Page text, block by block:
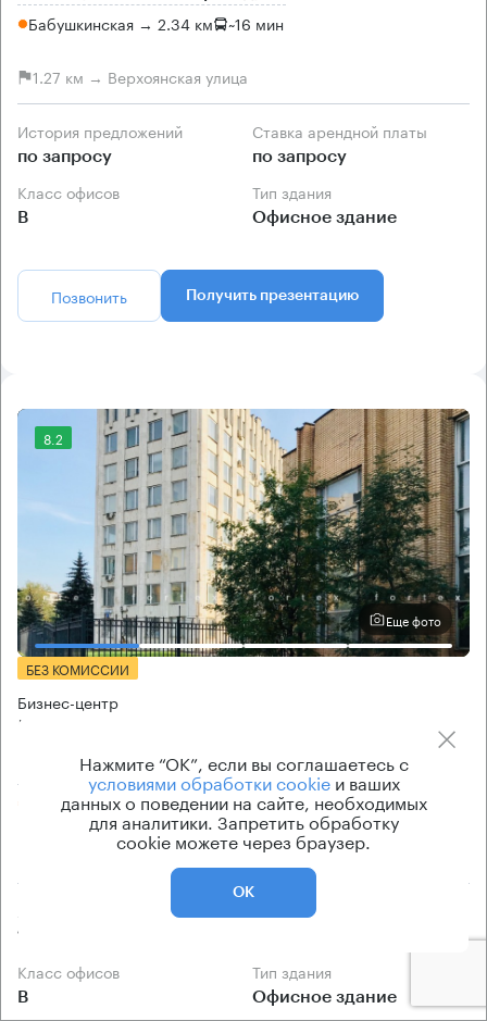
Бабушкинская → 2.34 км ~16 мин
1.27 км → Верхоянская улица
История предложений
по запросу
Ставка арендной платы
по запросу
Класс офисов
B
Тип здания
Офисное здание
Позвонить Получить презентацию
8.2
Еще фото
БЕЗ КОМИССИИ
Бизнес-центр
Кольская 1 с3
Москва, Кольская улица, 1 с3
Свиблово → 550 м ~5 мин
1 км → Верхоянская улица
Арендуемые площади
10 кв.м
Ставка арендной платы
Класс офисов
B
Тип здания
Офисное здание
Нажмите “ОК”, если вы соглашаетесь с
условиями обработки cookieи ваших
данных о поведении на сайте, необходимых
для аналитики. Запретить обработку
cookie можете через браузер.
ОК